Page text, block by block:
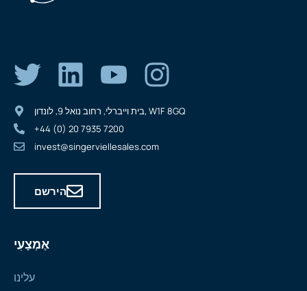
אֶמְצָעִי
עלינו
בית וייברלי, רחוב נואל 9, לונדון, W1F 8GQ
+44 (0) 20 7935 7200
invest@singerviellesales.com
הירשם